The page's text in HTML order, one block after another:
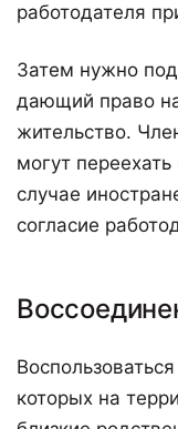
работодателя
Затем нужно
дающий право
жительство.
могут
случае
согласие
которых на